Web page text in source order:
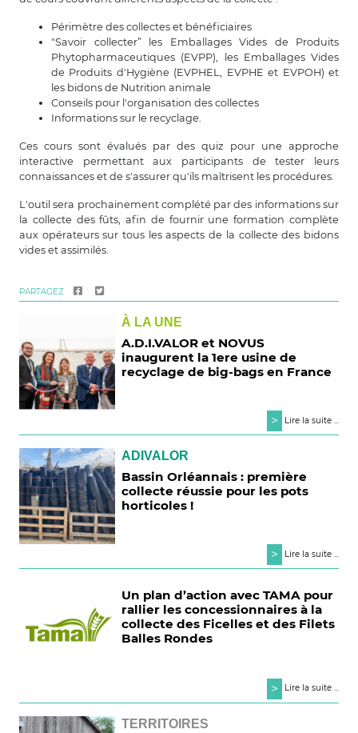
Périmètre des collectes et bénéficiaires
"Savoir collecter” les Emballages Vides de Produits
Phytopharmaceutiques (EVPP), les Emballages Vides
de Produits d'Hygiène (EVPHEL, EVPHE et EVPOH) et
les bidons de Nutrition animale
Conseils pour l'organisation des collectes
Informations sur le recyclage.
Ces cours sont évalués par des quiz pour une approche
interactive permettant aux participants de tester leurs
connaissances et de s'assurer qu'ils maîtrisent les procédures.
L'outil sera prochainement complété par des informations sur
la collecte des fûts, afin de fournir une formation complète
aux opérateurs sur tous les aspects de la collecte des bidons
vides et assimilés.
PARTAGEZ
À LA UNE
A.D.I.VALOR et NOVUS
inaugurent la 1ere usine de
recyclage de big-bags en France
> Lire la suite ...
ADIVALOR
Bassin Orléannais : première
collecte réussie pour les pots
horticoles !
> Lire la suite ...
Un plan d’action avec TAMA pour
rallier les concessionnaires à la
collecte des Ficelles et des Filets
Balles Rondes
> Lire la suite ...
TERRITOIRES